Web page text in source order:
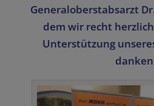
Generaloberstabsarzt
dem wir recht
Unterstützung